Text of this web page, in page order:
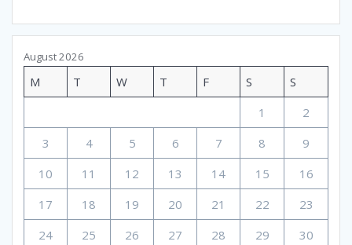
August 2026
M T W T F S
S
1
2
3
4 5 6 7 8
9
10
11 12 13 14 15
16
17
18 19 20 21 22
23
24
25 26 27 28 29
30